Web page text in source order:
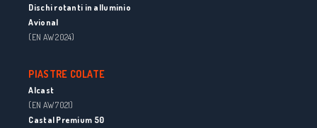
Dischi rotanti in alluminio
Avional
(EN AW 2024)
PIASTRE COLATE
Alcast
(EN AW 7021)
Castal Premium 50